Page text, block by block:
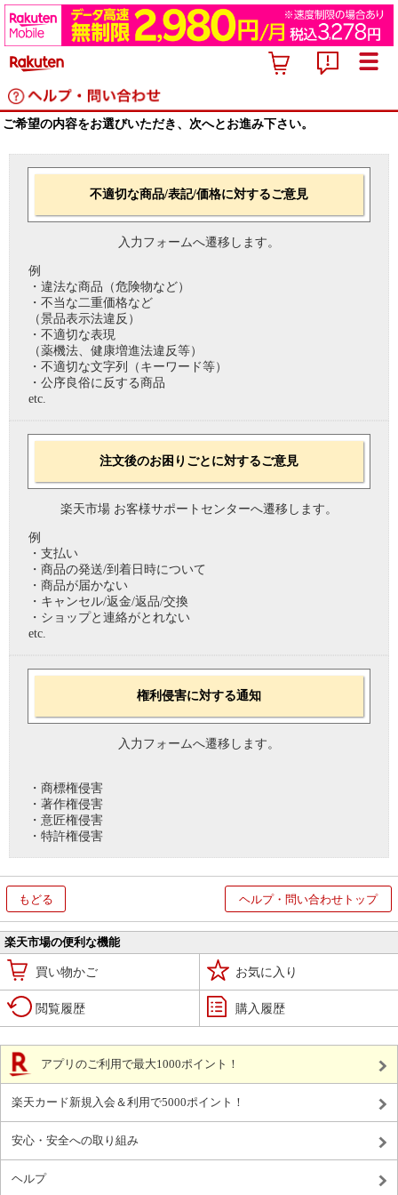
ご希望の内容をお選びいただき、次へとお進み下さい。
不適切な商品/表記/価格に対するご意見
入力フォームへ遷移します。
例
・違法な商品（危険物など）
・不当な二重価格など
（景品表示法違反）
・不適切な表現
（薬機法、健康増進法違反等）
・不適切な文字列（キーワード等）
・公序良俗に反する商品
etc.
注文後のお困りごとに対するご意見
楽天市場 お客様サポートセンターへ遷移します。
例
・支払い
・商品の発送/到着日時について
・商品が届かない
・キャンセル/返金/返品/交換
・ショップと連絡がとれない
etc.
権利侵害に対する通知
入力フォームへ遷移します。
・商標権侵害
・著作権侵害
・意匠権侵害
・特許権侵害
もどる ヘルプ・問い合わせトップ
楽天市場の便利な機能
買い物かご お気に入り
閲覧履歴 購入履歴
アプリのご利用で最大1000ポイント！
楽天カード新規入会＆利用で5000ポイント！
安心・安全への取り組み
ヘルプ